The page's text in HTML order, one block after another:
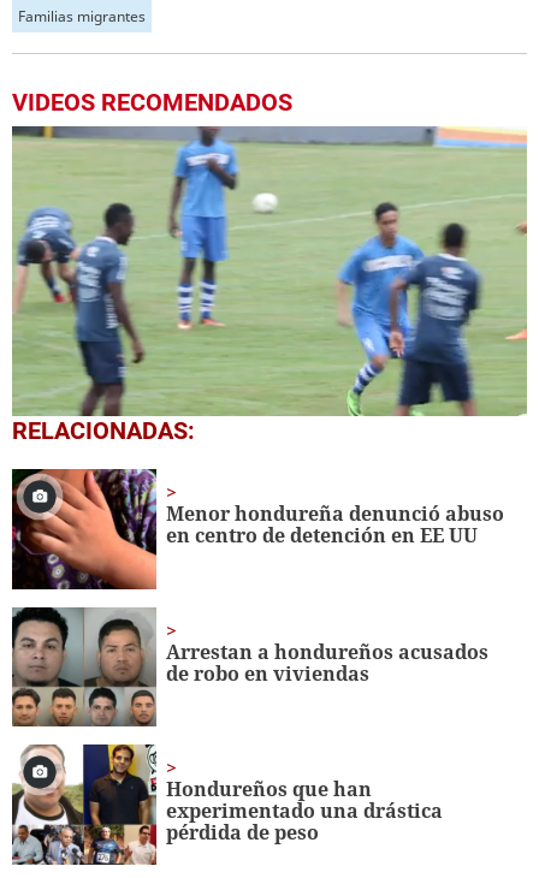
Familias migrantes
VIDEOS RECOMENDADOS
0
seconds
56
seconds
RELACIONADAS:
Menor hondureña denunció abuso
en centro de detención en EE UU
Arrestan a hondureños acusados
de robo en viviendas
Hondureños que han
experimentado una drástica
pérdida de peso